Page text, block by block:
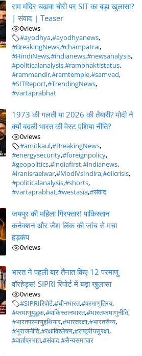
राम मंदिर चढ़ावा चोरी पर SIT का बड़ा खुलासा?
| संवाद | Teaser
0views
#ayodhya,#ayodhyanews,
#BreakingNews,#champatrai,
#HindiNews,#indianews,#newsanalysis,
#politicalanalysis,#rambhaktistatus,
#rammandir,#ramtemple,#samvad,
#SITReport,#TrendingNews,
#vartaprabhat
1973 की गलती या 2026 की तैयारी? मोदी ने
क्यों बदली भारत की वेस्ट एशिया नीति?
0views
#amitkaul,#BreakingNews,
#energysecurity,#foreignpolicy,
#geopolitics,#indiafirst,#indianews,
#iranisraelwar,#ModiVsIndira,#oilcrisis,
#politicalanalysis,#shorts,
#vartaprabhat,#westasia,#संवाद
जयपुर की महिला गिरफ्तार! पाकिस्तान
कनेक्शन और जैश लिंक की जांच से मचा
हड़कंप
0views
भारत ने पहली बार तैनात किए 12 परमाणु
वॉरहेड्स! SIPRI रिपोर्ट में बड़ा खुलासा
0views
#SIPRIरिपोर्ट,#चीनभारत,#परमाणुत्रिय,
#परमाणुयुद्धक,#पाकिस्तानभारत,#भारतपरमाणुनीति,
#भारतपरमाणुहथियार,#भारतरक्षा,#भारतसैन्य,
#भूराजनीति,#रक्षाविश्लेषण,#राष्ट्रीयसुरक्षा,
#वार्ताप्रभात,#संवाद,#सैन्यसमाचार